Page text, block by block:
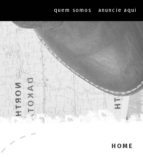
quem somos anuncie aqui
HOME